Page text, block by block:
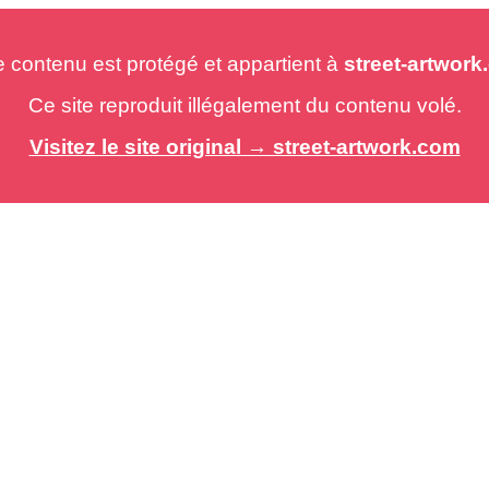
est protégé et appartient à street-
Ce site reproduit illégalement du contenu volé.
Visitez le site original → street-artwork.com